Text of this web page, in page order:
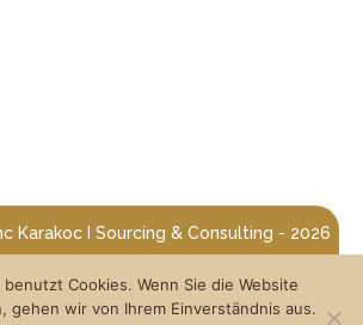
Karakoc I Sourcing & Consulting - 2026
benutzt Cookies. Wenn Sie die Website
gehen wir von Ihrem Einverständnis aus.